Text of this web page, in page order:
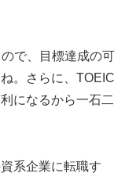
で、目標達成の可
。さらに、TOEIC
になるから一石二
系企業に転職す